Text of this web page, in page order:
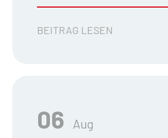
BEITRAG LESEN
Aug
06